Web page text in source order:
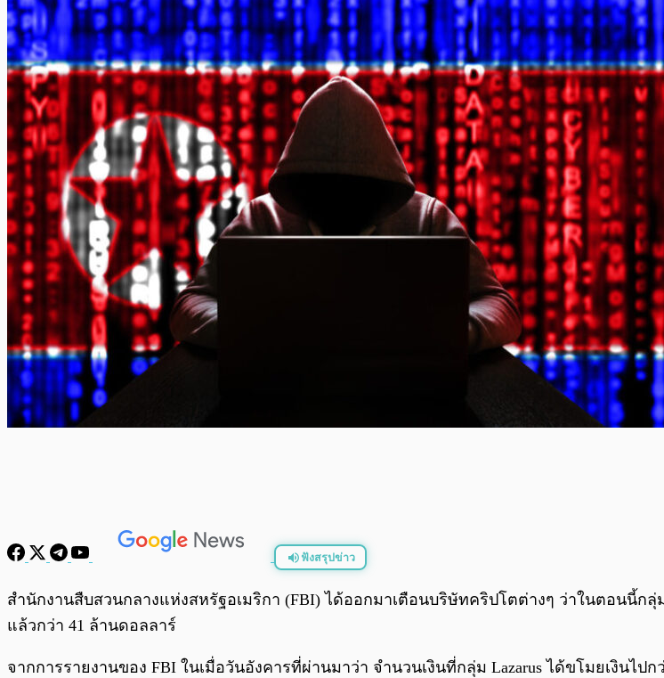
ฟังสรุปข่าว
พร้อมเล่น
สำนักงานสืบสวนกลางแห่งสหรัฐอเมริกา (FBI) ได้ออกมาเตือนบริษัทคริปโตต่างๆ ว่าในตอนนี้กลุ่
แล้วกว่า 41 ล้านดอลลาร์
จากการรายงานของ FBI ในเมื่อวันอังคารที่ผ่านมาว่า จำนวนเงินที่กลุ่ม Lazarus ได้ขโมยเงิน